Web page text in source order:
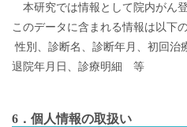
本研究では情報として院内がん
このデータに含まれる情報は以下
性別、診断名、診断年月、初回治
退院年月日、診療明細 等
6．個人情報の取扱い